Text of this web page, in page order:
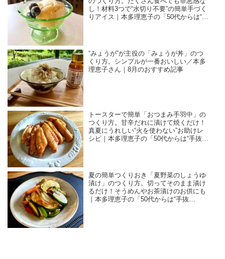
し！材料3つで“水切り不要”の簡単手づく
りアイス｜本多理恵子の「50代からは“手
“みょうが”が主役の「みょうが丼」のつ
くり方。シンプルが一番おいしい／本多
理恵子さん｜8月のおすすめ記事
トースターで簡単「おつまみ手羽中」の
つくり方。甘辛だれに漬けて焼くだけ！
真夏にうれしい“火を使わない”お助けレ
シピ｜本多理恵子の「50代からは“手抜
夏の簡単つくりおき「夏野菜のしょうゆ
漬け」のつくり方。切ってそのまま漬け
るだけ！そうめんやお茶漬けのお供にも
｜本多理恵子の「50代からは“手抜